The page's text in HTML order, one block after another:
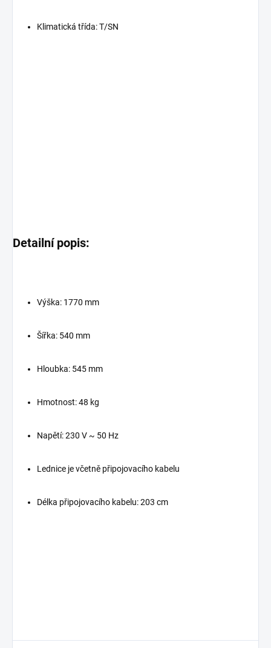
Klimatická třída: T/SN
Detailní popis:
Výška: 1770 mm
Šířka: 540 mm
Hloubka: 545 mm
Hmotnost: 48 kg
Napětí: 230 V ~ 50 Hz
Lednice je včetně připojovacího kabelu
Délka připojovacího kabelu: 203 cm